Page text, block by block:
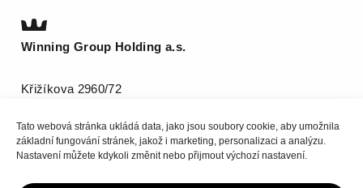
Tato webová stránka ukládá data, jako jsou soubory cookie, aby umožnila
základní fungování stránek, jakož i marketing, personalizaci a analýzu.
Nastavení můžete kdykoli změnit nebo přijmout výchozí nastavení.
Winning Group Holding a.s.
Křižíkova 2960/72
T(+420) 511 185 800
info@be-winning.com